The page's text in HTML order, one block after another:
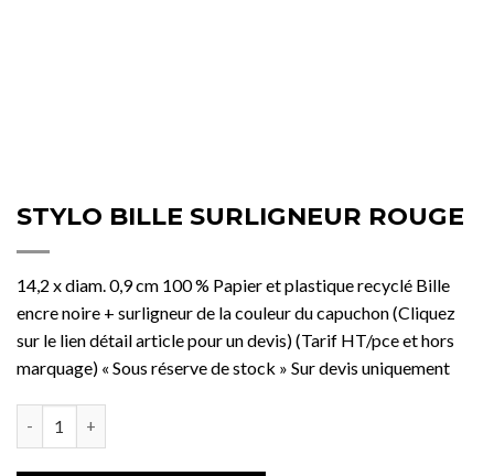
STYLO BILLE SURLIGNEUR ROUGE
14,2 x diam. 0,9 cm 100 % Papier et plastique recyclé Bille
encre noire + surligneur de la couleur du capuchon (Cliquez
sur le lien détail article pour un devis) (Tarif HT/pce et hors
marquage) « Sous réserve de stock » Sur devis uniquement